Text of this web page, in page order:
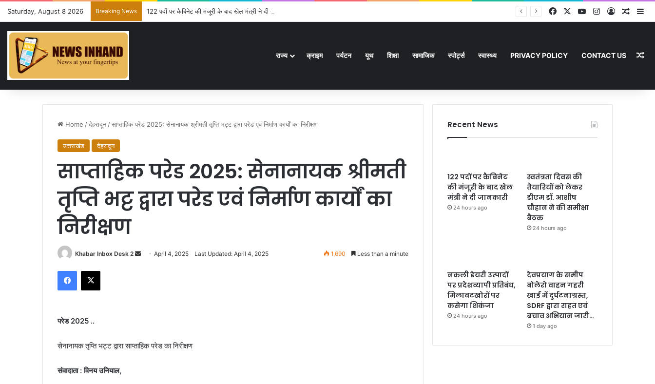
Saturday, August 8 2026 Breaking News 122 पदों पर कैबिनेट की मंजूरी के बाद खेल मंत्री ने दी जानकारी FacebookYouTubeInstagram
Log In
राज्य क्राइम पर्यटन यूथ शिक्षा सामाजिक स्पोर्ट्स स्वास्थ्य PRIVACY POLICY CONTACT US
Home /देहरादून /साप्ताहिक परेड 2025: सेनानायक श्रीमती तृप्ति भट्ट द्वारा परेड एवं निर्माण कार्यों का निरीक्षण
उत्तराखंड देहरादून
साप्ताहिक परेड 2025: सेनानायक श्रीमती
तृप्ति भट्ट द्वारा परेड एवं निर्माण कार्यों का
निरीक्षण
Khabar Inbox Desk 2
SendApril 4, 2025 Last Updated: April 4, 2025 1,690 Less than a minute
Facebook
X
परेड 2025 ..
सेनानायक तृप्ति भट्ट द्वारा साप्ताहिक परेड का निरीक्षण
संवादाता : विनय उनियाल,
Recent News
122 पदों पर कैबिनेट
की मंजूरी के बाद खेल
मंत्री ने दी जानकारी
24 hours ago
स्वतंत्रता दिवस की
तैयारियों को लेकर
डीएम डॉ. आशीष
चौहान ने की समीक्षा
बैठक
24 hours ago
नकली डेयरी उत्पादों
पर प्रदेशव्यापी प्रतिबंध,
मिलावटखोरों पर
कसेगा शिकंजा
24 hours ago
देवप्रयाग के समीप
बोलेरो वाहन गहरी
खाई में दुर्घटनाग्रस्त,
SDRF द्वारा राहत एवं
बचाव अभियान जारी…
1 day ago